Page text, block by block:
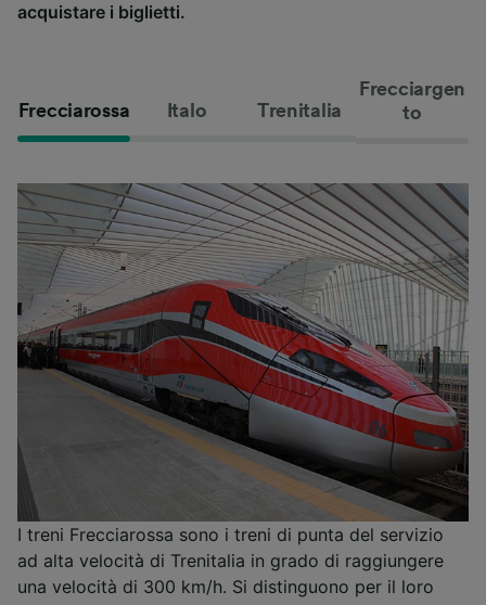
acquistare i biglietti.
Frecciarossa Italo Trenitalia
Frecciargen
to
I treni Frecciarossa sono i treni di punta del servizio
ad alta velocità di Trenitalia in grado di raggiungere
una velocità di 300 km/h. Si distinguono per il loro